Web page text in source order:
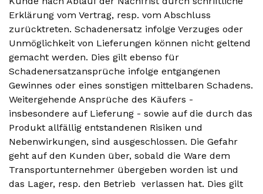
Erklärung vom Vertrag, resp. vom Abschluss
zurücktreten. Schadenersatz infolge Verzuges oder
Unmöglichkeit von Lieferungen können nicht geltend
gemacht werden. Dies gilt ebenso für
Schadenersatzansprüche infolge entgangenen
Gewinnes oder eines sonstigen mittelbaren Schadens.
Weitergehende Ansprüche des Käufers -
insbesondere auf Lieferung - sowie auf die durch das
Produkt allfällig entstandenen Risiken und
Nebenwirkungen, sind ausgeschlossen. Die Gefahr
geht auf den Kunden über, sobald die Ware dem
Transportunternehmer übergeben worden ist und
das Lager, resp. den Betrieb verlassen hat. Dies gilt